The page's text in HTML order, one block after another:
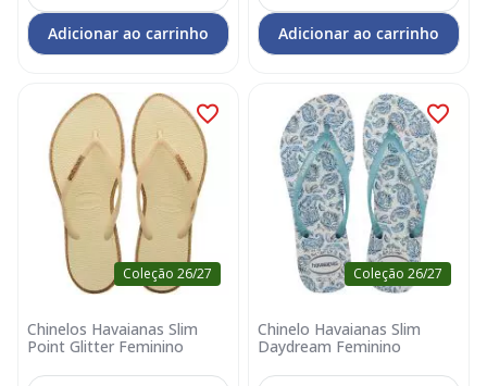
Adicionar ao carrinho Adicionar ao carrinho
Coleção 26/27
Chinelos Havaianas Slim
Point Glitter Feminino
Coleção 26/27
Chinelo Havaianas Slim
Daydream Feminino